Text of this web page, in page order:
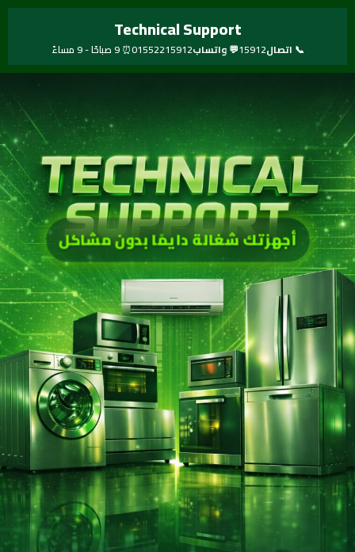
تخطي
Technical Support
📞 اتصال15912💬 واتساب01552215912⏰ 9 صباحًا - 9 مساءً
أجهزتك شغالة دايمًا بدون مشاكل